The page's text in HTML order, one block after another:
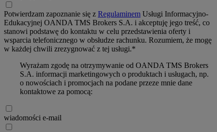
Potwierdzam zapoznanie się z Regulaminem Usługi Informacyjno-
Edukacyjnej OANDA TMS Brokers S.A. i akceptuję jego treść, co
stanowi podstawę do kontaktu w celu przedstawienia oferty i
wsparcia telefonicznego w obsłudze rachunku. Rozumiem, że mogę
w każdej chwili zrezygnować z tej usługi.*
Wyrażam zgodę na otrzymywanie od OANDA TMS Brokers
S.A. informacji marketingowych o produktach i usługach, np.
o nowościach i promocjach na podane przeze mnie dane
kontaktowe za pomocą:
wiadomości e-mail